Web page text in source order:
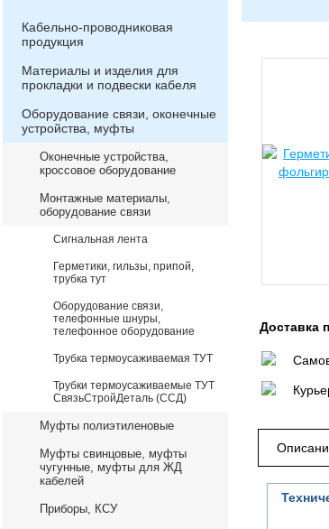
Кабельно-проводниковая
продукция
Материалы и изделия для
прокладки и подвески кабеля
Оборудование связи, оконечные
устройства, муфты
Оконечные устройства,
кроссовое оборудование
Монтажные материалы,
оборудование связи
Сигнальная лента
Герметики, гильзы, припой,
трубка тут
Оборудование связи,
телефонные шнуры,
телефонное оборудование
Трубка термоусаживаемая ТУТ
Трубки термоусаживаемые ТУТ
СвязьСтройДеталь (ССД)
Муфты полиэтиленовые
Муфты свинцовые, муфты
чугунные, муфты для ЖД
кабелей
Приборы, КСУ
Доставка